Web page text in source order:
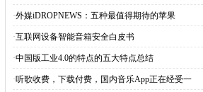
·外媒iDROPNEWS：五种最值得期待的苹果
·互联网设备智能音箱安全白皮书
·中国版工业4.0的特点的五大特点总结
·听歌收费，下载付费，国内音乐App正在经受一